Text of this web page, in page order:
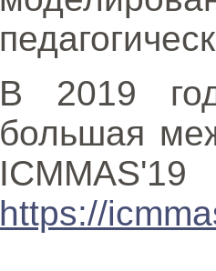
В 2019
большая
ICMMAS'19
https://